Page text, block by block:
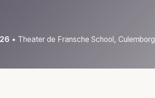
• Theater de Fransche School, Culemborg